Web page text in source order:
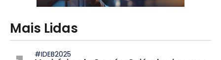
Mais Lidas
#IDEB2025